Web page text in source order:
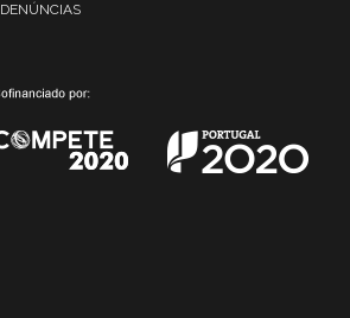
DENÚNCIAS